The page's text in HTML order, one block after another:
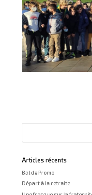
Articles récents
Bal de Promo
Départ à la retraite